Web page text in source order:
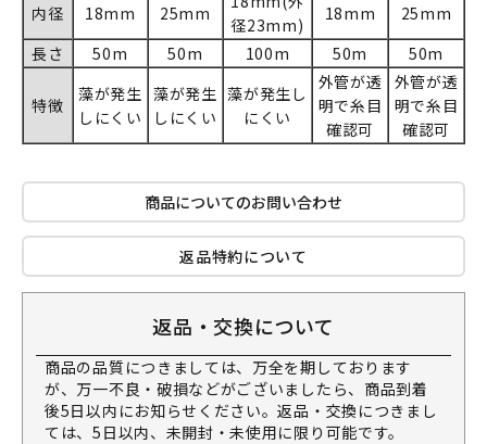
内径 18mm 25mm
径23mm)
18mm
25mm
長さ
50m 50m 100m 50m 50m
特徴
藻が発生
しにくい
藻が発生
しにくい
藻が発生し
にくい
外管が透
明で糸目
確認可
外管が透
明で糸目
確認可
商品についてのお問い合わせ
返品特約について
返品・交換について
商品の品質につきましては、万全を期しております
が、万一不良・破損などがございましたら、商品到着
後5日以内にお知らせください。返品・交換につきまし
ては、5日以内、未開封・未使用に限り可能です。